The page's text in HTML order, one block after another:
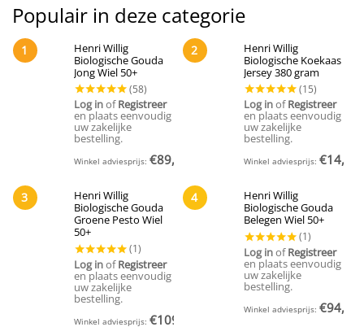
Populair in deze categorie
1
Henri Willig
Biologische Gouda
Jong Wiel 50+
Log inofRegistreer
en plaats eenvoudig
uw zakelijke
bestelling.
Winkel adviesprijs: €89,95
2
Henri Willig
Biologische Koekaas
Jersey 380 gram
Log inofRegistreer
en plaats eenvoudig
uw zakelijke
bestelling.
Winkel adviesprijs: €14,95
3
Henri Willig
Biologische Gouda
Groene Pesto Wiel
50+
Log inofRegistreer
en plaats eenvoudig
uw zakelijke
bestelling.
Winkel adviesprijs: €109,95
4
Henri Willig
Biologische Gouda
Belegen Wiel 50+
Log inofRegistreer
en plaats eenvoudig
uw zakelijke
bestelling.
Winkel adviesprijs: €94,95